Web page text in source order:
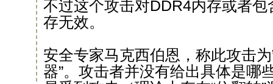
不过这个攻击对DDR4内存或者
存无效。
安全专家马克西伯恩，称此攻击
器”。攻击者并没有给出具体是哪